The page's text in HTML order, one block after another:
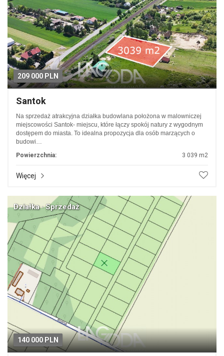
209 000 PLN
Santok
Na sprzedaż atrakcyjna działka budowlana położona w malowniczej
miejscowości Santok- miejscu, które łączy spokój natury z wygodnym
dostępem do miasta. To idealna propozycja dla osób marzących o
budowi…
Powierzchnia:
3 039 m2
Więcej
140 000 PLN
Działka · Sprzedaż